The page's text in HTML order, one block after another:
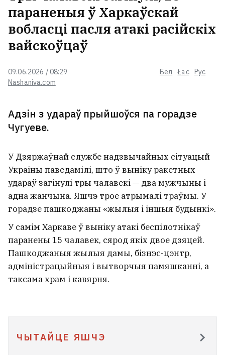
Nashaniva.com
09.06.2026 / 08:29 Бел Łac Рус
параненыя ў Харкаўскай
вобласці пасля атакі расійскіх
вайскоўцаў
Адзін з удараў прыйшоўся па горадзе
Чугуеве.
У Дзяржаўнай службе надзвычайных сітуацый
Украіны паведамілі, што ў выніку ракетных
удараў загінулі тры чалавекі — два мужчыны і
адна жанчына. Яшчэ трое атрымалі траўмы. У
горадзе пашкоджаны «жылыя і іншыя будынкі».
У самім Харкаве ў выніку атакі беспілотнікаў
паранены 15 чалавек, сярод якіх двое дзяцей.
Пашкоджаныя жылыя дамы, бізнэс-цэнтр,
адміністрацыйныя і вытворчыя памяшканні, а
таксама храм і кавярня.
ЧЫТАЙЦЕ ЯШЧЭ
Наступствы шторму ў Вілейскім і
Маладзечанскім раёнах
Беларус з Канады некалькі гадоў
грошы і на яе ўтрыманне
экстрэмісцкім
На «Беларуськаліі» загінуў
29‑гадовы рабочы
27‑гадовага мінчука, якога шукалі
10 дзён, знайшлі мёртвым
1